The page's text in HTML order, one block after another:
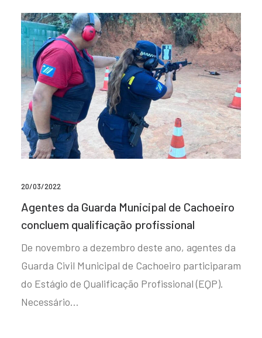
20/03/2022
Agentes da Guarda Municipal de Cachoeiro
concluem qualificação profissional
De novembro a dezembro deste ano, agentes da
Guarda Civil Municipal de Cachoeiro participaram
do Estágio de Qualificação Profissional (EQP).
Necessário…